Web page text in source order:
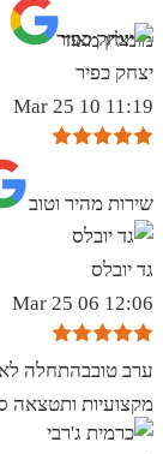
מומלץ מאוד
יצחק כפיר
11:19 10 Mar 25
שירות מהיר וטוב
גד יובלס
12:06 06 Mar 25
ערב טובבהתחלה לא
מקצועיות ותטצאה